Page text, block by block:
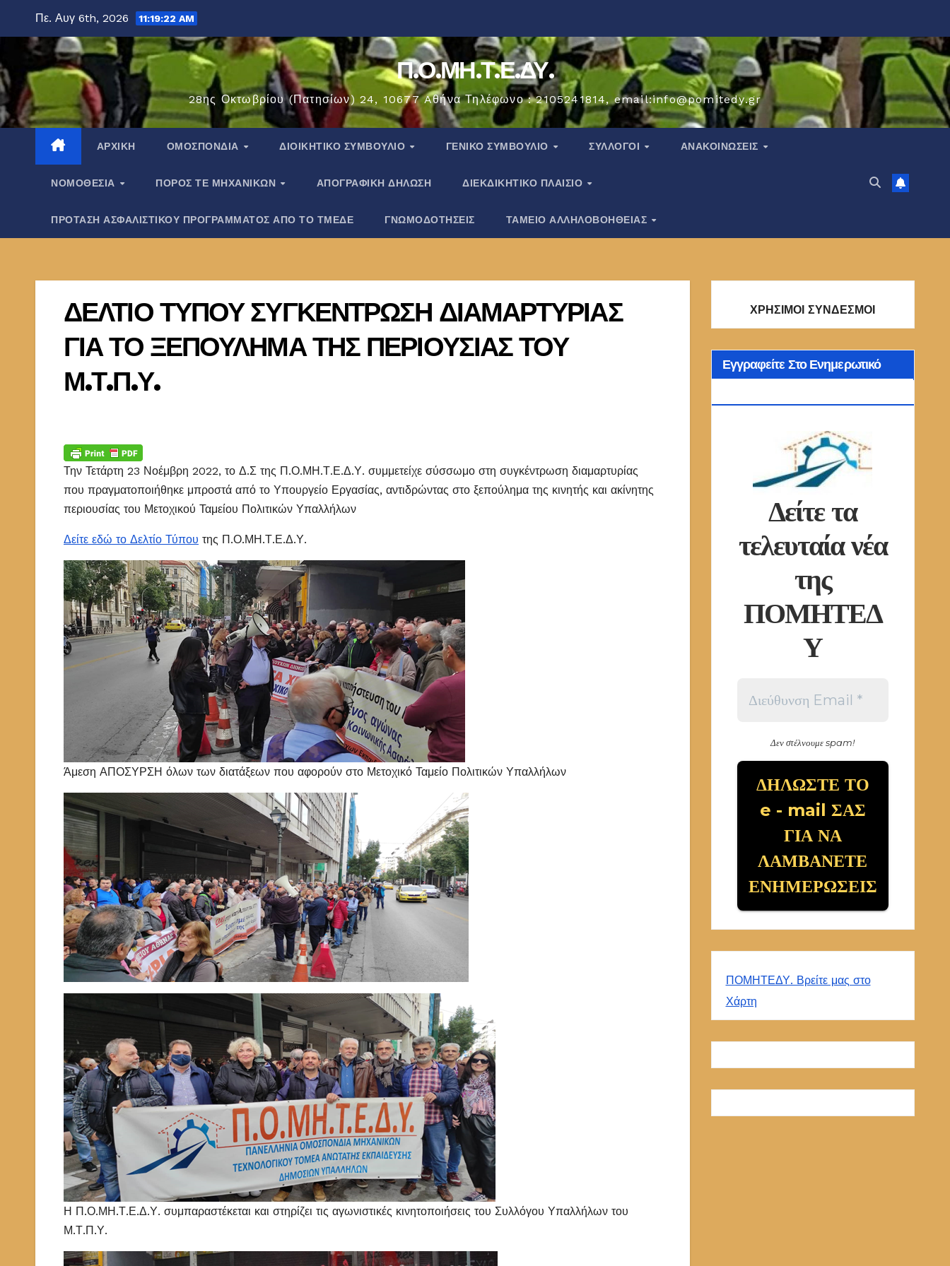
περιεχόμενο
Πε. Αυγ 6th, 2026 11:19:23 AM
Π.Ο.ΜΗ.Τ.Ε.ΔΥ.
28ης Οκτωβρίου (Πατησίων) 24, 10677 Aθήνα Τηλέφωνο : 2105241814, email:info@pomitedy.gr
ΑΡΧΙΚΉ ΟΜΟΣΠΟΝΔΊΑ ΔΙΟΙΚΗΤΙΚΟ ΣΥΜΒΟΥΛΙΟ ΓΕΝΙΚΟ ΣΥΜΒΟΥΛΙΟ ΣΎΛΛΟΓΟΙ ΑΝΑΚΟΙΝΏΣΕΙΣ
ΝΟΜΟΘΕΣΊΑ ΠΌΡΟΣ ΤΕ ΜΗΧΑΝΙΚΏΝ ΑΠΟΓΡΑΦΙΚΗ ΔΗΛΩΣΗ ΔΙΕΚΔΙΚΗΤΙΚΟ ΠΛΑΙΣΙΟ
ΠΡΟΤΑΣΗ ΑΣΦΑΛΙΣΤΙΚΟΥ ΠΡΟΓΡΑΜΜΑΤΟΣ ΑΠΟ ΤΟ ΤΜΕΔΕ ΓΝΩΜΟΔΟΤΗΣΕΙΣ ΤΑΜΕΙΟ ΑΛΛΗΛΟΒΟΗΘΕΙΑΣ
ΔΕΛΤΙΟ ΤΥΠΟΥ ΣΥΓΚΕΝΤΡΩΣΗ ΔΙΑΜΑΡΤΥΡΙΑΣ
ΓΙΑ ΤΟ ΞΕΠΟΥΛΗΜΑ ΤΗΣ ΠΕΡΙΟΥΣΙΑΣ ΤΟΥ
Μ.Τ.Π.Υ.
Την Τετάρτη 23 Νοέμβρη 2022, το Δ.Σ της Π.Ο.ΜΗ.Τ.Ε.Δ.Υ. συμμετείχε σύσσωμο στη συγκέντρωση διαμαρτυρίας
που πραγματοποιήθηκε μπροστά από το Υπουργείο Εργασίας, αντιδρώντας στο ξεπούλημα της κινητής και ακίνητης
περιουσίας του Μετοχικού Ταμείου Πολιτικών Υπαλλήλων
Δείτε εδώ το Δελτίο Τύπου της Π.Ο.ΜΗ.Τ.Ε.Δ.Υ.
Άμεση ΑΠΟΣΥΡΣΗ όλων των διατάξεων που αφορούν στο Μετοχικό Ταμείο Πολιτικών Υπαλλήλων
Η Π.Ο.ΜΗ.Τ.Ε.Δ.Υ. συμπαραστέκεται και στηρίζει τις αγωνιστικές κινητοποιήσεις του Συλλόγου Υπαλλήλων του
Μ.Τ.Π.Υ.
ΧΡΗΣΙΜΟΙ ΣΥΝΔΕΣΜΟΙ
Εγγραφείτε Στο Ενημερωτικό
Δείτε τα
τελευταία νέα
της
ΠΟΜΗΤΕΔ
Υ
Δεν στέλνουμε spam!
ΠΟΜΗΤΕΔΥ. Βρείτε μας στο
Χάρτη